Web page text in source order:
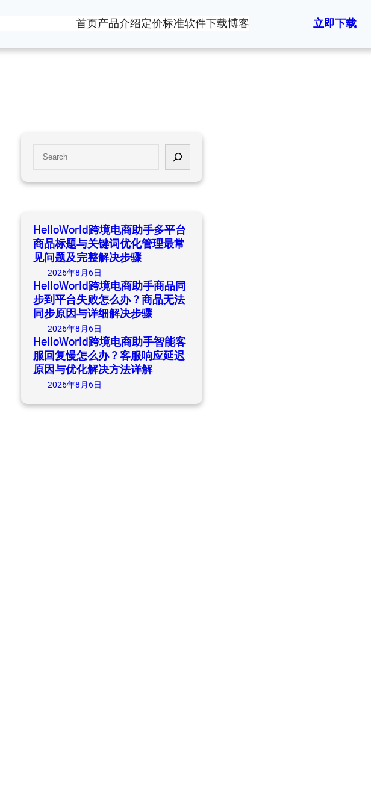
首页产品介绍定价标准软件下载博客 立即下载
a
h
HelloWorld跨境电商助手多平台
商品标题与关键词优化管理最常
见问题及完整解决步骤
2026年8月6日
HelloWorld跨境电商助手商品同
步到平台失败怎么办？商品无法
同步原因与详细解决步骤
2026年8月6日
HelloWorld跨境电商助手智能客
服回复慢怎么办？客服响应延迟
原因与优化解决方法详解
2026年8月6日